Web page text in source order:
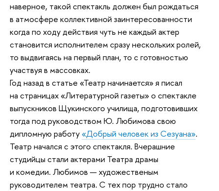
наверное, такой спектакль должен был рождаться
в атмосфере коллективной заинтересованности
когда по ходу действия чуть не каждый актер
становится исполнителем сразу нескольких ролей,
то выдвигаясь на первый план, то с готовностью
участвуя в массовках.
Год назад в статье «Театр начинается» я писал
на страницах «Литературной газеты» о спектакле
выпускников Щукинского училища, подготовивших
тогда под руководством Ю. Любимова свою
дипломную работу «Добрый человек из Сезуана».
Театр начался с этого спектакля. Вчерашние
студийцы стали актерами Театра драмы
и комедии. Любимов — художественым
руководителем театра. С тех пор трудно стало